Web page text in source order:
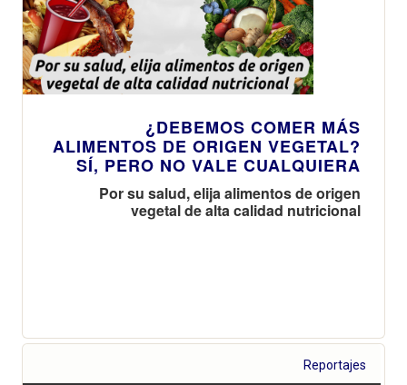
¿DEBEMOS COMER MÁS
ALIMENTOS DE ORIGEN VEGETAL?
SÍ, PERO NO VALE CUALQUIERA
Por su salud, elija alimentos de origen
vegetal de alta calidad nutricional
Reportajes